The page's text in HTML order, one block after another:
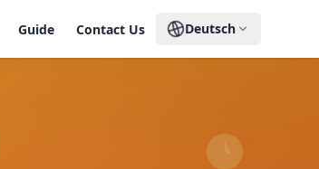
Guide Contact Us Deutsch